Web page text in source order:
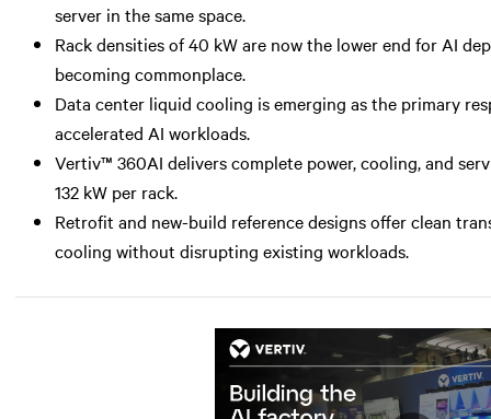
server in the same space.
Rack densities of 40 kW are now the lower end for AI
becoming commonplace.
Data center liquid cooling is emerging as the primary
accelerated AI workloads.
Vertiv™ 360AI delivers complete power, cooling, and
132 kW per rack.
Retrofit and new-build reference designs offer clean
cooling without disrupting existing workloads.